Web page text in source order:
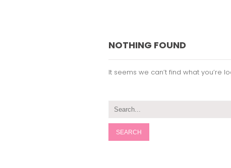
NOTHING FOUND
It seems we can’t find what you’re